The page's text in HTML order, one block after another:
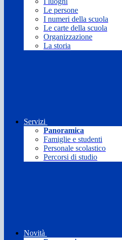
Le persone
I numeri della scuola
Le carte della scuola
Organizzazione
La storia
Servizi
Panoramica
Famiglie e studenti
Personale scolastico
Percorsi di studio
Novità